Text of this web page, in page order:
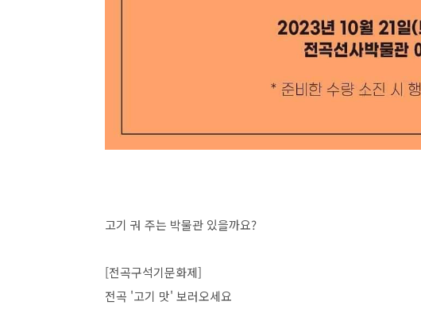
고기 궈 주는 박물관 있을까요?
[전곡구석기문화제]
전곡 '고기 맛' 보러오세요